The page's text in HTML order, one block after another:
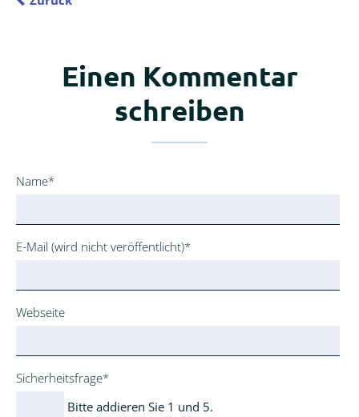
Einen Kommentar
schreiben
Pflichtfeld
Name*
Pflichtfeld
E-Mail (wird nicht veröffentlicht)*
Webseite
Pflichtfeld
Sicherheitsfrage*
Bitte addieren Sie 1 und 5.